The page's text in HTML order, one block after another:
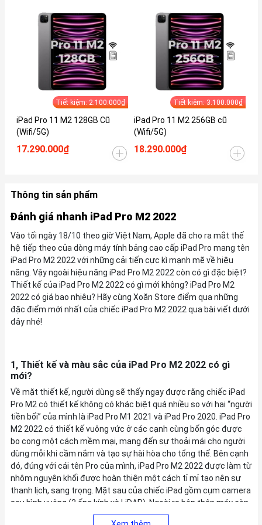
Tiết kiệm: 2.100.000₫
iPad Pro 11 M2 128GB Cũ
(Wifi/5G)
17.290.000₫
Tiết kiệm: 3.100.000₫
iPad Pro 11 M2 256GB cũ
(Wifi/5G)
18.290.000₫
Thông tin sản phẩm
Đánh giá nhanh iPad Pro M2 2022
Vào tối ngày 18/10 theo giờ Việt Nam, Apple đã cho ra mắt thế
hệ tiếp theo của dòng máy tính bảng cao cấp iPad Pro mang tên
iPad Pro M2 2022 với những cải tiến cực kì mạnh mẽ về hiệu
năng. Vậy ngoài hiệu năng iPad Pro M2 2022 còn có gì đặc biệt?
Thiết kế của iPad Pro M2 2022 có gì mới không? iPad Pro M2
2022 có giá bao nhiêu? Hãy cùng Xoăn Store điểm qua những
đặc điểm mới nhất của chiếc iPad Pro M2 2022 qua bài viết dưới
đây nhé!
1, Thiết kế và màu sắc của iPad Pro M2 2022 có gì
mới?
Về mặt thiết kế, người dùng sẽ thấy ngay được rằng chiếc iPad
Pro M2 có thiết kế không có khác biệt quá nhiều so với hai “người
tiền bối” của mình là iPad Pro M1 2021 và iPad Pro 2020. iPad Pro
M2 2022 có thiết kế vuông vức ở các cạnh cùng bốn góc được
bo cong một cách mềm mại, mang đến sự thoải mái cho người
dùng mỗi khi cầm nắm và tạo sự hài hòa cho tổng thể. Bên cạnh
đó, đúng với cái tên Pro của mình, iPad Pro M2 2022 được làm từ
nhôm nguyên khối được hoàn thiện một cách tỉ mỉ tạo nên sự
thanh lịch, sang trọng. Mặt sau của chiếc iPad gồm cụm camera
sau hình vuông (2 ống kính và LiDAR). Ngoài ra bên thân máy còn
có vị trí hít nam châm Apple Pencil cũng như có Smart